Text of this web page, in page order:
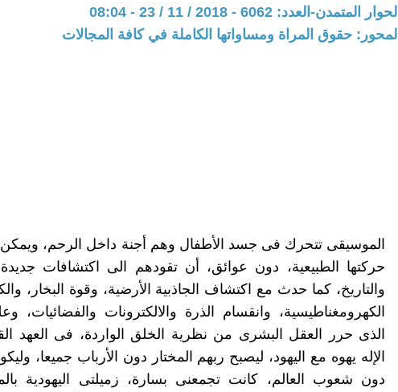
الحوار المتمدن-العدد: 6062 - 2018 / 11 / 23 - 08:04
المحور: حقوق المراة ومساواتها الكاملة في كافة المجالات
الموسيقى تتحرك فى جسد الأطفال وهم أجنة داخل الرحم،
حركتها الطبيعية، دون عوائق، أن تقودهم الى اكتشافات
والتاريخ، كما حدث مع اكتشاف الجاذبية الأرضية، وقوة البخار،
الكهرومغناطيسية، وانقسام الذرة والالكترونات والفضائيات،
الذى حرر العقل البشرى من نظرية الخلق الواردة، فى العهد
الإله يهوه مع اليهود، ليصبح ربهم المختار دون الأرباب جميعا،
دون شعوب العالم، كانت تجمعنى بسارة، زميلتى اليهودية